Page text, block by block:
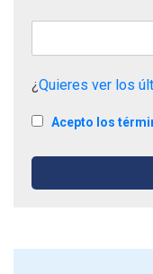
¿Quieres ver los
Acepto los